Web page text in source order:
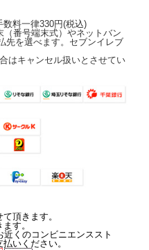
料一律330円(税込)
番号端末式）やネットバン
先を選べます。セブンイレブ
はキャンセル扱いとさせてい
頂きます。
す。
くのコンビニエンススト
いください。